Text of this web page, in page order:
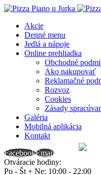
Akcie
Denné menu
Jedlá a nápoje
Online prehliadka
Obchodné
Ako nakupovať
Reklamačné
Rozvoz
Cookies
Zásady
Galéria
Mobilná aplikácia
Kontakt
FacebookEmail
Otváracie hodiny:
Po - Št + Ne: 10:00 - 22:00